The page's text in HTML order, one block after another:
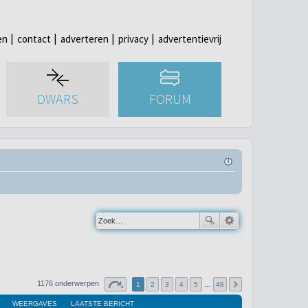
contact adverteren privacy advertentievrij
DWARS FORUM
1176 onderwerpen 1 2 3 4 5 48
WEERGAVES LAATSTE BERICHT